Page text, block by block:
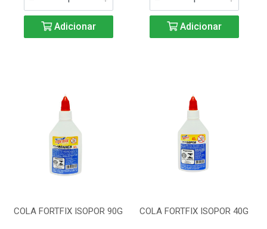
Adicionar Adicionar
COLA FORTFIX ISOPOR 90G COLA FORTFIX ISOPOR 40G